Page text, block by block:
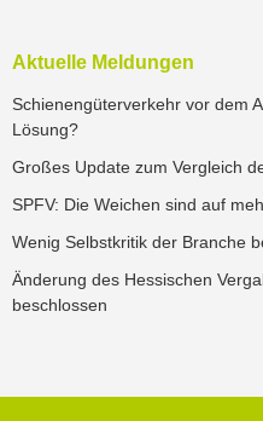
Aktuelle Meldungen
Schienengüterverkehr vor dem
Lösung?
Großes Update zum Vergleich
SPFV: Die Weichen sind auf
Wenig Selbstkritik der Branche
Änderung des Hessischen
beschlossen